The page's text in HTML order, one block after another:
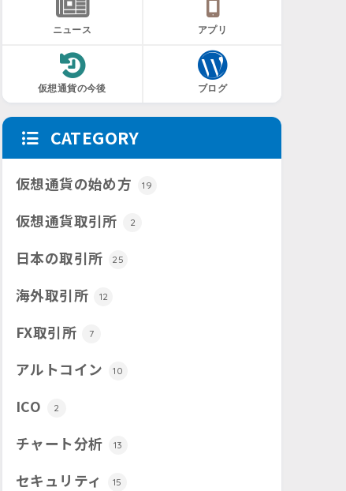
ニュース アプリ
仮想通貨の今後 ブログ
CATEGORY
仮想通貨の始め方 19
仮想通貨取引所 2
日本の取引所 25
海外取引所 12
FX取引所 7
アルトコイン 10
ICO 2
チャート分析 13
セキュリティ 15